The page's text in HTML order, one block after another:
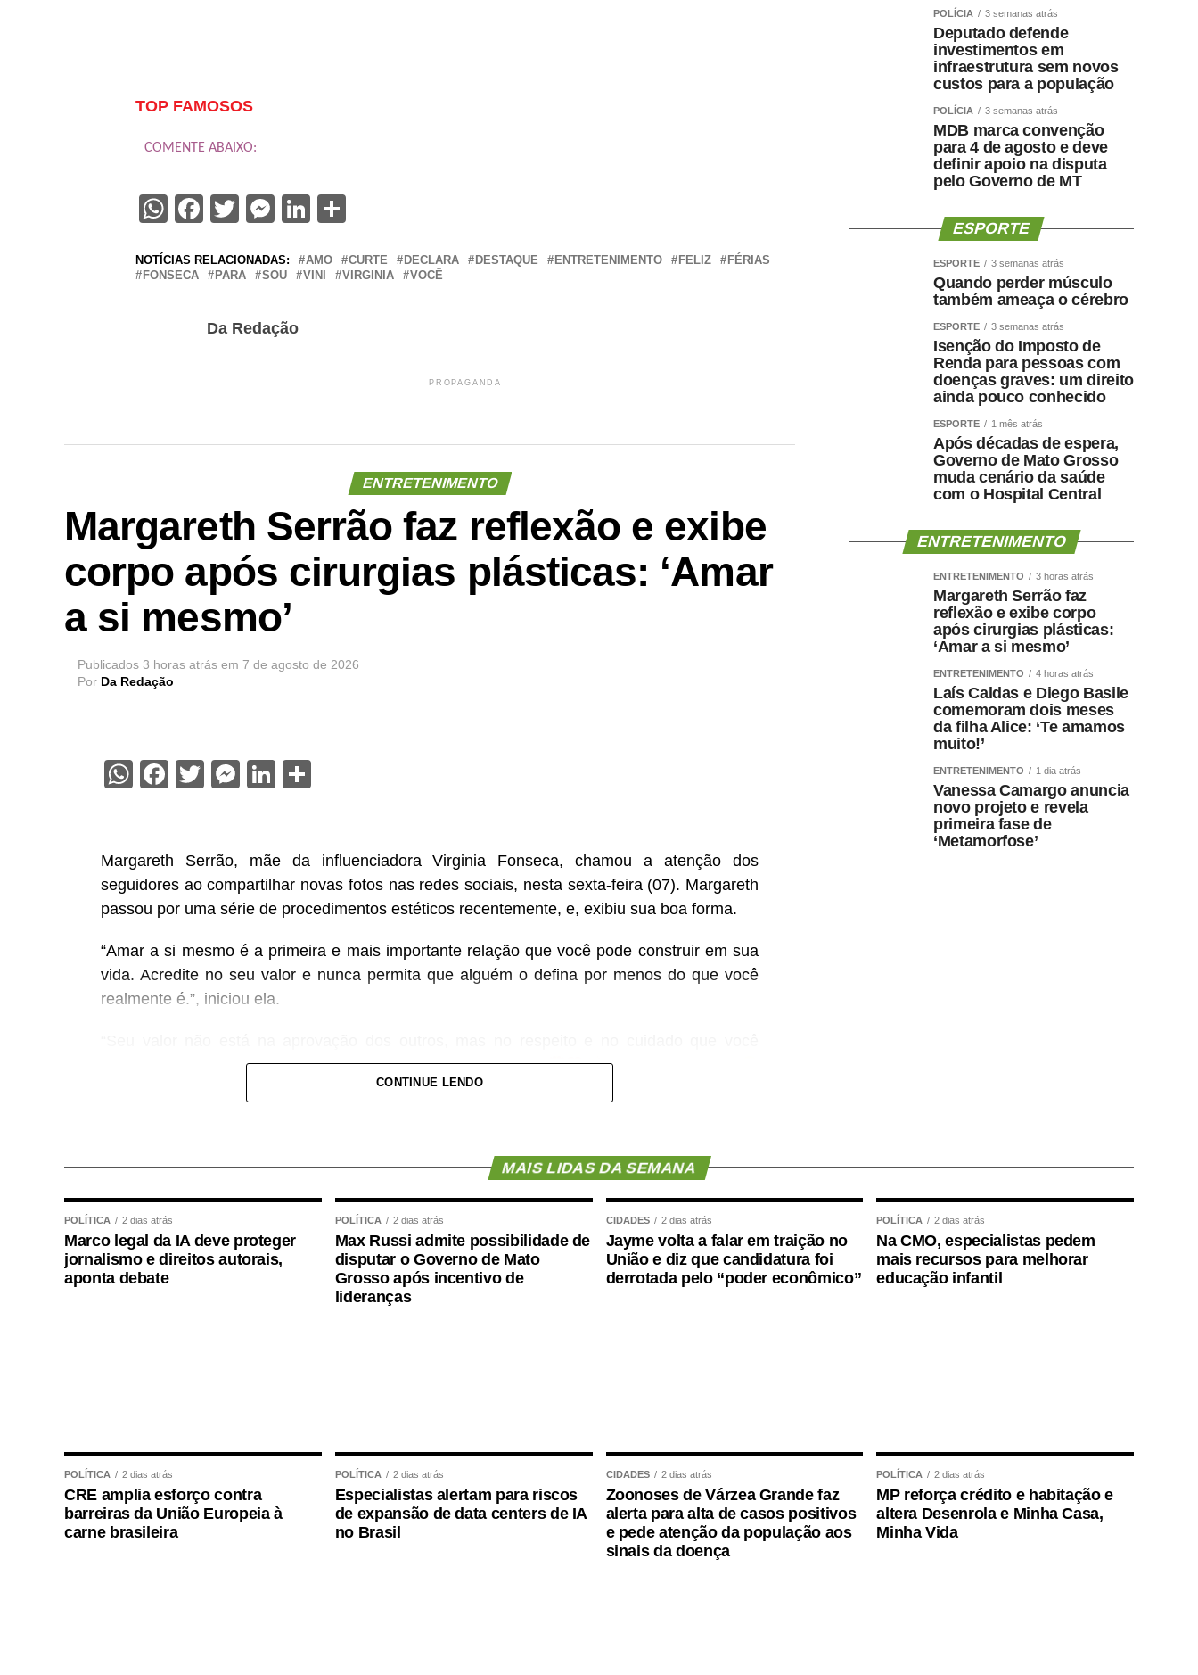
TOP FAMOSOS
COMENTE ABAIXO:
WhatsApp
Facebook
Twitter
Messenger
LinkedIn
NOTÍCIAS RELACIONADAS: AMO CURTE DECLARA DESTAQUE ENTRETENIMENTO FELIZ
FÉRIAS
FONSECA
PARA SOU VINI VIRGINIA VOCÊ
Da Redação
PROPAGANDA
ENTRETENIMENTO
Margareth Serrão faz reflexão e exibe
corpo após cirurgias plásticas: ‘Amar
a si mesmo’
Publicados 3 horas atrás em 7 de agosto de 2026
Por Da Redação
WhatsApp
Facebook
Twitter
Messenger
LinkedIn
Margareth Serrão, mãe da influenciadora Virginia Fonseca, chamou a atenção dos
seguidores ao compartilhar novas fotos nas redes sociais, nesta sexta-feira (07). Margareth
passou por uma série de procedimentos estéticos recentemente, e, exibiu sua boa forma.
“Amar a si mesmo é a primeira e mais importante relação que você pode construir em sua
vida. Acredite no seu valor e nunca permita que alguém o defina por menos do que você
realmente é.”, iniciou ela.
dedica a si mesmo…. fica a dica amigas, vão ser felizes
e brindar a vida
#”VIVER É DIFERENTE DE ESTÁ VIVO!””, declarou. Confira abaixo:
Ver essa foto no Instagram
TOP FAMOSOS
CONTINUE LENDO
POLÍCIA 3 semanas atrás
Deputado defende
investimentos em
infraestrutura sem novos
custos para a população
POLÍCIA 3 semanas atrás
MDB marca convenção
para 4 de agosto e deve
definir apoio na disputa
pelo Governo de MT
ESPORTE
ESPORTE 3 semanas atrás
Quando perder músculo
também ameaça o cérebro
ESPORTE 3 semanas atrás
Isenção do Imposto de
Renda para pessoas com
doenças graves: um direito
ainda pouco conhecido
ESPORTE 1 mês atrás
Após décadas de espera,
Governo de Mato Grosso
muda cenário da saúde
com o Hospital Central
ENTRETENIMENTO
ENTRETENIMENTO 3 horas atrás
Margareth Serrão faz
reflexão e exibe corpo
após cirurgias plásticas:
‘Amar a si mesmo’
ENTRETENIMENTO 4 horas atrás
Laís Caldas e Diego Basile
comemoram dois meses
da filha Alice: ‘Te amamos
muito!’
ENTRETENIMENTO 1 dia atrás
Vanessa Camargo anuncia
novo projeto e revela
primeira fase de
‘Metamorfose’
MAIS LIDAS DA SEMANA
POLÍTICA 2 dias atrás
Marco legal da IA deve proteger
jornalismo e direitos autorais,
aponta debate
POLÍTICA 2 dias atrás
Max Russi admite possibilidade de
disputar o Governo de Mato
Grosso após incentivo de
lideranças
CIDADES 2 dias atrás
Jayme volta a falar em traição no
União e diz que candidatura foi
derrotada pelo “poder econômico”
POLÍTICA 2 dias atrás
Na CMO, especialistas pedem
mais recursos para melhorar
educação infantil
POLÍTICA 2 dias atrás
CRE amplia esforço contra
barreiras da União Europeia à
carne brasileira
POLÍTICA 2 dias atrás
Especialistas alertam para riscos
de expansão de data centers de IA
no Brasil
CIDADES 2 dias atrás
Zoonoses de Várzea Grande faz
alerta para alta de casos positivos
e pede atenção da população aos
sinais da doença
POLÍTICA 2 dias atrás
MP reforça crédito e habitação e
altera Desenrola e Minha Casa,
Minha Vida